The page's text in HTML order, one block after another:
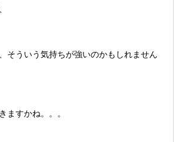
そういう気持ちが強いのかもしれません
ますかね。。。